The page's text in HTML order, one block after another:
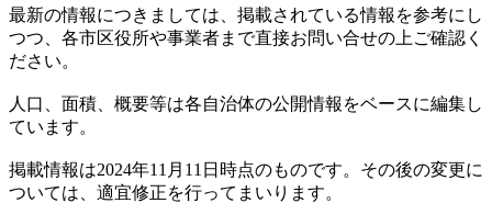
最新の情報につきましては、掲載されている情報を参考にし
つつ、各市区役所や事業者まで直接お問い合せの上ご確認く
ださい。
人口、面積、概要等は各自治体の公開情報をベースに編集し
ています。
掲載情報は2024年11月11日時点のものです。その後の変更に
ついては、適宜修正を行ってまいります。